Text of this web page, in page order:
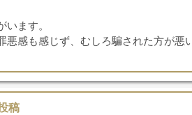
ます。
感も感じず、むしろ騙された方が
稿